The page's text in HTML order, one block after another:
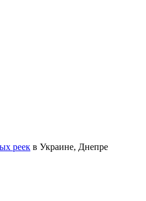
реек в Украине, Днепре